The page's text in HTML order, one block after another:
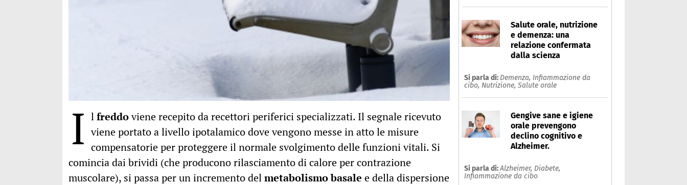
I lfreddoviene recepito da recettori periferici specializzati. Il segnale ricevuto
viene portato a livello ipotalamico dove vengono messe in atto le misure
compensatorie per proteggere il normale svolgimento delle funzioni vitali. Si
comincia dai brividi (che producono rilasciamento di calore per contrazione
muscolare), si passa per un incremento delmetabolismo basale e della dispersione
Salute orale, nutrizione
e demenza: una
relazione confermata
dalla scienza
Si parla di: Demenza, Infiammazione da
cibo, Nutrizione, Salute orale
Gengive sane e igiene
orale prevengono
declino cognitivo e
Alzheimer.
Si parla di:Alzheimer, Diabete,
Infiammazione da cibo